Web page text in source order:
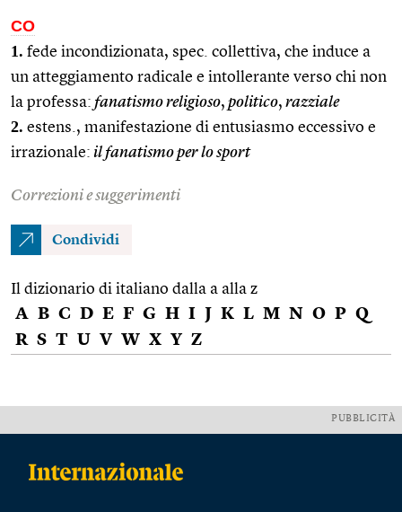
CO
1. fede incondizionata, spec. collettiva, che induce a
un atteggiamento radicale e intollerante verso chi non
la professa: fanatismo religioso, politico, razziale
2. estens., manifestazione di entusiasmo eccessivo e
irrazionale: il fanatismo per lo sport
Correzioni e suggerimenti
Condividi
Il dizionario di italiano dalla a alla z
A B C D E F G H I J K L M N O P Q
R S T U V W X Y Z
PUBBLICITÀ